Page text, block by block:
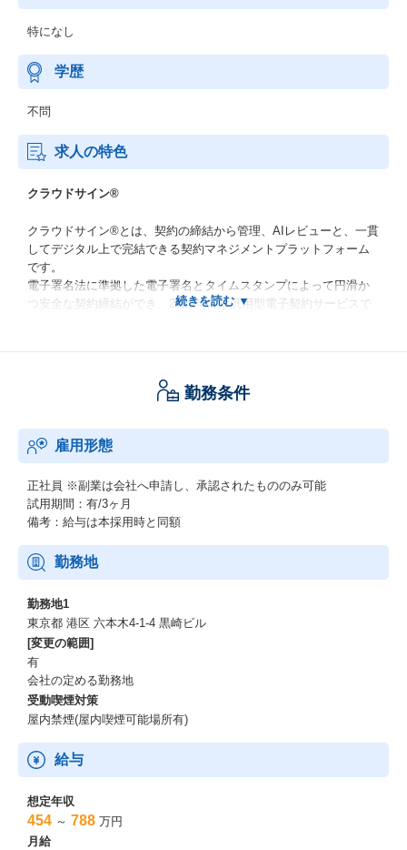
特になし
学歴
不問
求人の特色
クラウドサイン®︎
クラウドサイン®︎とは、契約の締結から管理、AIレビューと、一貫
してデジタル上で完結できる契約マネジメントプラットフォーム
です。
電子署名法に準拠した電子署名とタイムスタンプによって円滑か
つ安全な契約締結ができ、2023年には汎用型電子契約サービスで
務全体の時間短縮を実現しています。
また、電子契約市場においては企業や自治体などで幅広く導入さ
※株式会社富士キメラ総研「ソフトウェアビジネス新市場2024年
版」（電子契約ツール2023年度実績）市場占有率
勤務条件
雇用形態
正社員 ※副業は会社へ申請し、承認されたもののみ可能
試用期間：有/3ヶ月
備考：給与は本採用時と同額
勤務地
勤務地1
東京都 港区 六本木4-1-4 黒崎ビル
[変更の範囲]
有
会社の定める勤務地
受動喫煙対策
屋内禁煙(屋内喫煙可能場所有)
給与
想定年収
454 ～ 788 万円
月給